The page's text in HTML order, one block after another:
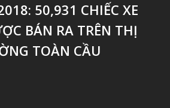
50,931 CHIẾC XE
BÁN RA TRÊN THỊ
TOÀN CẦU